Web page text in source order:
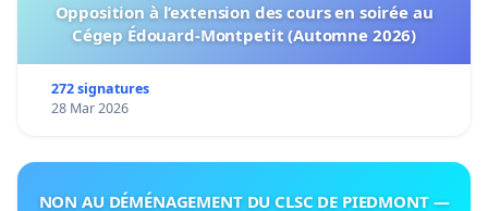
Opposition à l’extension des cours en soirée au
Cégep Édouard-Montpetit (Automne 2026)
272 signatures
28 Mar 2026
NON AU DÉMÉNAGEMENT DU CLSC DE PIEDMONT —